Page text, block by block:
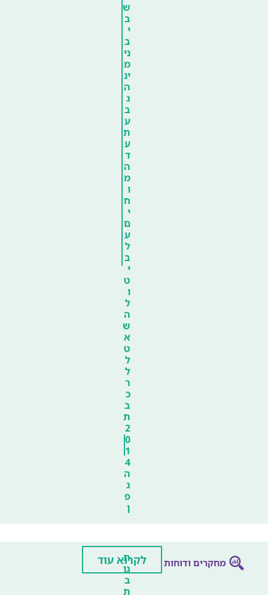
ש
ב
י
ב
ני
מ
ינ
ה
ג
ב
ע
ת
ע
ד
ה
מ
ו
ח
י
ם
ע
ל
ב
י
ט
ו
ל
ה
ש
א
ט
ל
ל
ר
כ
ב
ת
2
0
1
4
ה
ג
פ
ן
מחקרים ודוחות
ת
גו
ב
ת
לקרוא עוד